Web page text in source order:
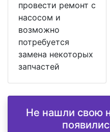
провести ремонт с
насосом и
возможно
потребуется
замена некоторых
запчастей
Не нашли свою